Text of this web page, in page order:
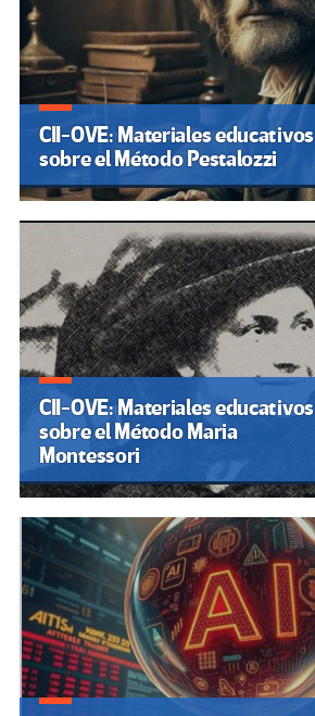
CII-OVE: Materiales educativos
sobre el Método Pestalozzi
CII-OVE: Materiales educativos
sobre el Método Maria
Montessori